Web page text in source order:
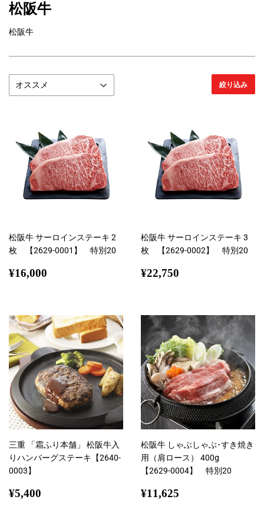
松阪牛
松阪牛
絞り込み
松阪牛 サーロインステーキ 2
枚 【2629-0001】 特別20
通
¥16,000
松阪牛 サーロインステーキ 3
枚 【2629-0002】 特別20
通
¥22,750
三重 「霜ふり本舗」 松阪牛入
りハンバーグステーキ【2640-
0003】
通
¥5,400
松阪牛 しゃぶしゃぶ･すき焼き
用（肩ロース） 400g
【2629-0004】 特別20
通
¥11,625